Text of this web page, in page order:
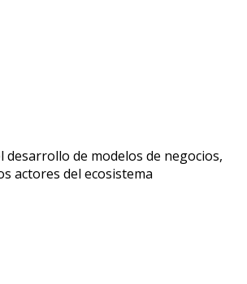
de modelos de negocios,
actores del ecosistema